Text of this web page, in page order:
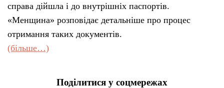
справа дійшла і до внутрішніх паспортів.
«Менщина» розповідає детальніше про процес
отримання таких документів.
(більше…)
Поділитися у соцмережах